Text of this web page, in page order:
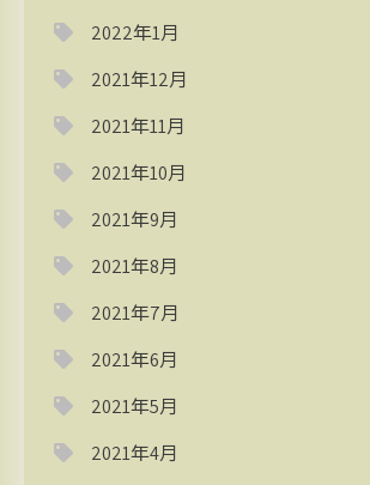
2022年1月
2021年12月
2021年11月
2021年10月
2021年9月
2021年8月
2021年7月
2021年6月
2021年5月
2021年4月